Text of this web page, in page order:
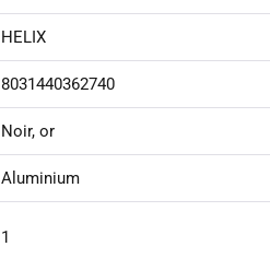
HELIX
8031440362740
Noir, or
Aluminium
1